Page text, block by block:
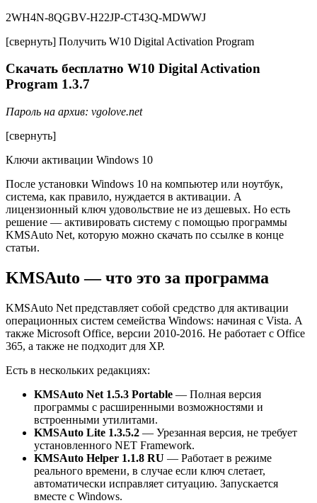
2WH4N-8QGBV-H22JP-CT43Q-MDWWJ
[свернуть] Получить W10 Digital Activation Program
Скачать бесплатно W10 Digital Activation
Program 1.3.7
Пароль на архив: vgolove.net
[свернуть]
Ключи активации Windows 10
После установки Windows 10 на компьютер или ноутбук,
система, как правило, нуждается в активации. А
лицензионный ключ удовольствие не из дешевых. Но есть
решение — активировать систему с помощью программы
KMSAuto Net, которую можно скачать по ссылке в конце
статьи.
KMSAuto — что это за программа
KMSAuto Net представляет собой средство для активации
операционных систем семейства Windows: начиная с Vista. А
также Microsoft Office, версии 2010-2016. Не работает с Office
365, а также не подходит для XP.
Есть в нескольких редакциях:
KMSAuto Net 1.5.3 Portable — Полная версия
программы с расширенными возможностями и
встроенными утилитами.
KMSAuto Lite 1.3.5.2 — Урезанная версия, не требует
установленного NET Framework.
KMSAuto Helper 1.1.8 RU — Работает в режиме
реального времени, в случае если ключ слетает,
автоматически исправляет ситуацию. Запускается
вместе с Windows.